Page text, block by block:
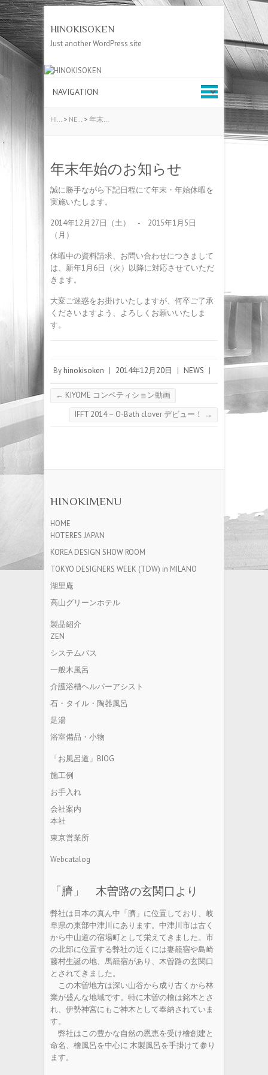
HINOKISOKEN
Just another WordPress site
HI… > NE… > 年末…
年末年始のお知らせ
誠に勝手ながら下記日程にて年末・年始休暇を
実施いたします。
2014年12月27日（土） - 2015年1月5日
（月）
休暇中の資料請求、お問い合わせにつきまして
は、新年1月6日（火）以降に対応させていただ
きます。
大変ご迷惑をお掛けいたしますが、何卒ご了承
くださいますよう、よろしくお願いいたしま
す。
By hinokisoken | 2014年12月20日 | NEWS |
← KIYOME コンペティション動画
IFFT 2014 – O-Bath clover デビュー！
→
HINOKIMENU
HOME
HOTERES JAPAN
KOREA DESIGN SHOW ROOM
TOKYO DESIGNERS WEEK (TDW) in MILANO
湖里庵
高山グリーンホテル
製品紹介
ZEN
システムバス
一般木風呂
介護浴槽ヘルパーアシスト
石・タイル・陶器風呂
足湯
浴室備品・小物
「お風呂道」BIOG
施工例
お手入れ
会社案内
本社
東京営業所
Webcatalog
「臍」 木曽路の玄関口より
弊社は日本の真ん中「臍」に位置しており、岐
阜県の東部中津川にあります。中津川市は古く
から中山道の宿場町として栄えてきました。市
の北部に位置する弊社の近くには妻籠宿や島崎
藤村生誕の地、馬籠宿があり、木曽路の玄関口
とされてきました。
この木曽地方は深い山谷から成り古くから林
業が盛んな地域です。特に木曽の檜は銘木とさ
れ、伊勢神宮にもご神木として奉納されていま
す。
弊社はこの豊かな自然の恩恵を受け檜創建と
命名、檜風呂を中心に 木製風呂を手掛けて参り
ます。